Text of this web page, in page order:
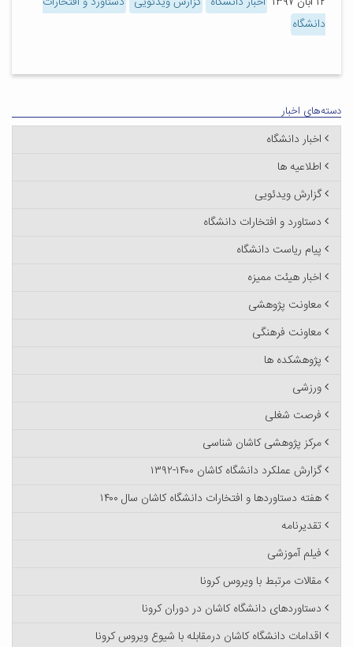
دانشگاه
دسته‌های اخبار
اخبار دانشگاه
اطلاعیه ها
گزارش ویدئویی
دستاورد و افتخارات دانشگاه
پیام ریاست دانشگاه
اخبار هیئت ممیزه
معاونت پژوهشی
معاونت فرهنگی
پژوهشکده ها
ورزشی
فرصت شغلی
مرکز پژوهشی کاشان شناسی
گزارش عملکرد دانشگاه کاشان ۱۴۰۰-۱۳۹۲
هفته دستاوردها و افتخارات دانشگاه کاشان سال ۱۴۰۰
تقدیرنامه
فیلم آموزشی
مقالات مرتبط با ویروس کرونا
دستاوردهای دانشگاه کاشان در دوران کرونا
اقدامات دانشگاه کاشان درمقابله با شیوع ویروس کرونا